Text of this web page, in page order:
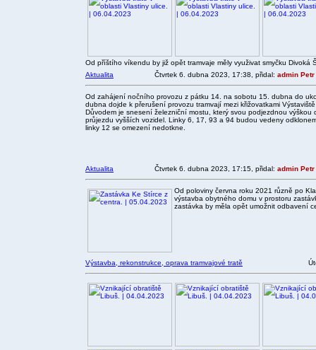
Od příštího víkendu by již opět tramvaje měly využivat smyčku
Aktualita
Čtvrtek 6. dubna 2023, 17:38, přidal: admin Petr
Od zahájení nočního provozu z pátku 14. na sobotu 15. dubna do
dubna dojde k přerušení provozu tramvají mezi křižovatkami
Důvodem je snesení železniční mostu, který svou podjezdnou výškou
průjezdu vyšších vozidel. Linky 6, 17, 93 a 94 budou vedeny
linky 12 se omezení nedotkne.
Aktualita Čtvrtek 6. dubna 2023, 17:15, přidal: admin Petr
Od poloviny června roku 2021 různě po
výstavba obytného domu v prostoru
zastávka by měla opět umožnit odbavení
Výstavba, rekonstrukce, oprava tramvajové tratě